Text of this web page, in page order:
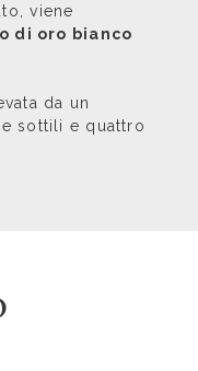
viene
di oro bianco
da un
sottili e quattro